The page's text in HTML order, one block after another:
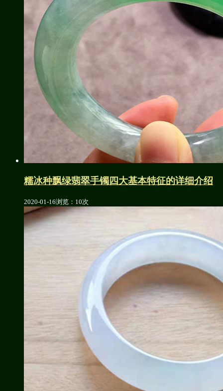
糯冰种飘绿翡翠手镯四大基本特征的详细介绍
2020-01-16浏览：10次